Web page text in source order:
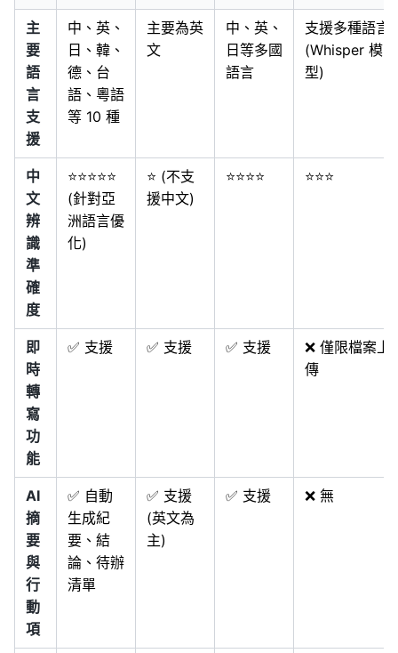
主
要
語
言
支
援
中、英、
日、韓、
德、台
語、粵語
等 10 種
主要為英
文
中、英、
日等多國
語言
支援多種語言
(Whisper 模
型)
中
文
辨
識
準
確
度
⭐⭐⭐⭐⭐
(針對亞
洲語言優
化)
⭐ (不支
援中文)
⭐⭐⭐⭐ ⭐⭐⭐
即
時
轉
寫
功
能
✅ 支援 ✅ 支援 ✅ 支援
❌ 僅限檔案上
傳
AI
摘
要
與
行
動
項
✅ 自動
生成紀
要、結
論、待辦
清單
✅ 支援
(英文為
主)
✅ 支援 ❌ 無